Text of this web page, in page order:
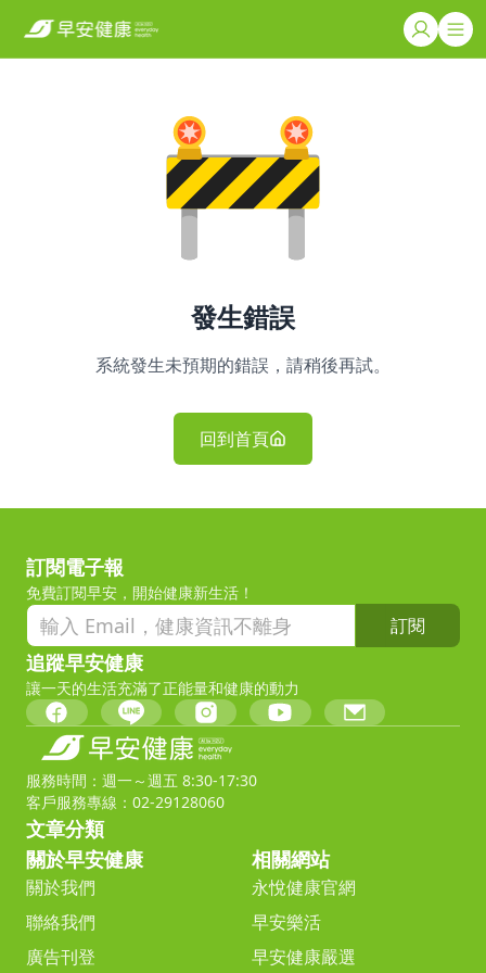
發生錯誤
系統發生未預期的錯誤，請稍後再試。
回到首頁
訂閱電子報
免費訂閱早安，開始健康新生活！
訂閱
追蹤早安健康
讓一天的生活充滿了正能量和健康的動力
服務時間：週一～週五 8:30-17:30
客戶服務專線：02-29128060
文章分類
關於早安健康
關於我們
聯絡我們
廣告刊登
相關網站
永悅健康官網
早安樂活
早安健康嚴選